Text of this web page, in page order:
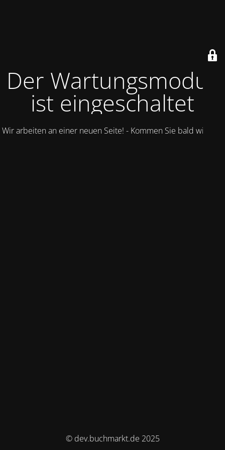
Der Wartungsmodus
ist eingeschaltet
Wir arbeiten an einer neuen Seite! - Kommen Sie bald wieder.
© dev.buchmarkt.de 2025